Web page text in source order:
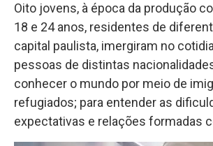
Oito jovens, à época da produção
18 e 24 anos, residentes de
capital paulista, imergiram no
pessoas de distintas
conhecer o mundo por meio de
refugiados; para entender as
expectativas e relações formadas